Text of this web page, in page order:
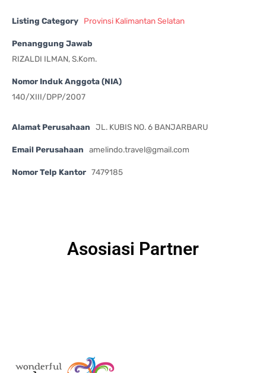
Listing Category Provinsi Kalimantan Selatan
Penanggung Jawab
RIZALDI ILMAN, S.Kom.
Nomor Induk Anggota (NIA)
140/XIII/DPP/2007
Alamat Perusahaan JL. KUBIS NO. 6 BANJARBARU
Email Perusahaan amelindo.travel@gmail.com
Nomor Telp Kantor 7479185
Asosiasi Partner